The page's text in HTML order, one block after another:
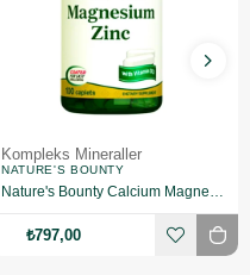
Kompleks Mineraller
NATURE'S BOUNTY
Nature's Bounty Calcium Magnesium Zinc 100 Tablet 2 Adet
₺797,00